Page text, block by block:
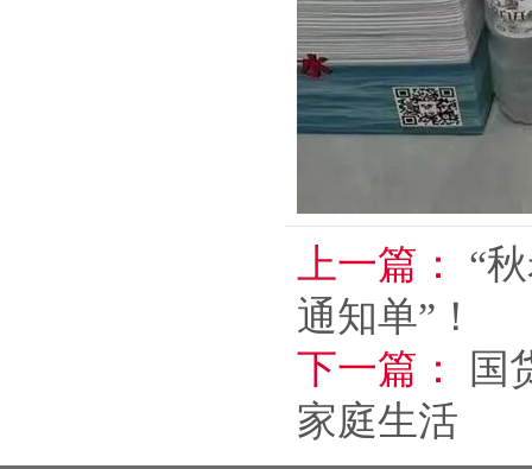
上一篇： “
通知单”！
下一篇：
国
家庭生活